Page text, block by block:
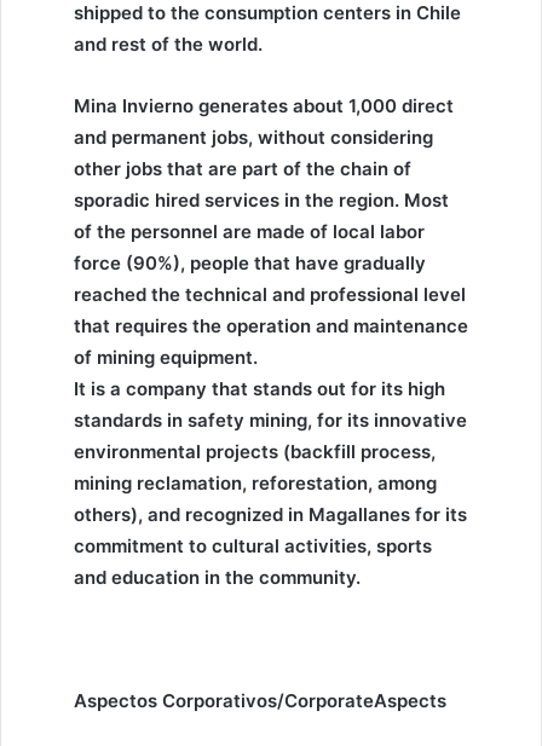
shipped to the consumption centers in Chile
and rest of the world.
Mina Invierno generates about 1,000 direct
and permanent jobs, without considering
other jobs that are part of the chain of
sporadic hired services in the region. Most
of the personnel are made of local labor
force (90%), people that have gradually
reached the technical and professional level
that requires the operation and maintenance
of mining equipment.
It is a company that stands out for its high
standards in safety mining, for its innovative
environmental projects (backfill process,
mining reclamation, reforestation, among
others), and recognized in Magallanes for its
commitment to cultural activities, sports
and education in the community.
Aspectos Corporativos/CorporateAspects